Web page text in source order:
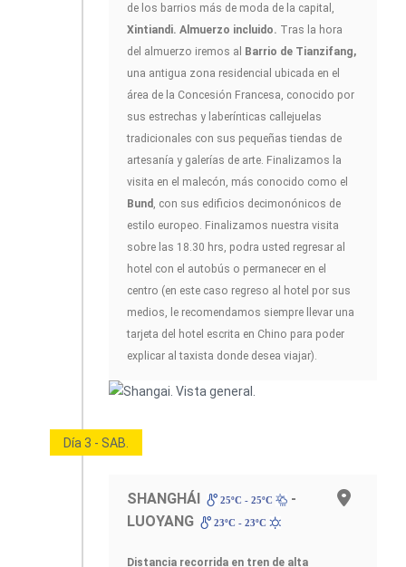
de los barrios más de moda de la capital,
Xintiandi. Almuerzo incluido. Tras la hora
del almuerzo iremos al Barrio de Tianzifang,
una antigua zona residencial ubicada en el
área de la Concesión Francesa, conocido por
sus estrechas y laberínticas callejuelas
tradicionales con sus pequeñas tiendas de
artesanía y galerías de arte. Finalizamos la
visita en el malecón, más conocido como el
Bund
, con sus edificios decimonónicos de
estilo europeo. Finalizamos nuestra visita
sobre las 18.30 hrs, podra usted regresar al
hotel con el autobús o permanecer en el
centro (en este caso regreso al hotel por sus
medios, le recomendamos siempre llevar una
tarjeta del hotel escrita en Chino para poder
explicar al taxista donde desea viajar).
Día 3 - SAB.
SHANGHÁI 25ºC - 25ºC
-
LUOYANG
23ºC - 23ºC
Distancia recorrida en tren de alta